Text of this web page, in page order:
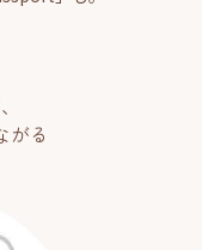
がる